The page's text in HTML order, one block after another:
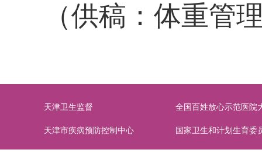
（供稿： 体重管
天津卫生监督 全国百姓放心示范医院
天津市疾病预防控制中心 国家卫生和计划生育委